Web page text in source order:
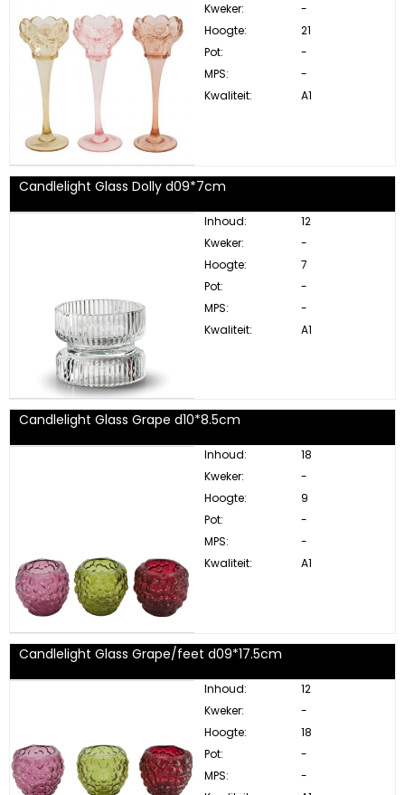
Kweker:
-
Hoogte:
21
Pot:
-
MPS:
-
Kwaliteit:
A1
Candlelight Glass Dolly d09*7cm
Inhoud:
12
Kweker:
-
Hoogte:
7
Pot:
-
MPS:
-
Kwaliteit:
A1
Candlelight Glass Grape d10*8.5cm
Inhoud:
18
Kweker:
-
Hoogte:
9
Pot:
-
MPS:
-
Kwaliteit:
A1
Candlelight Glass Grape/feet d09*17.5cm
Inhoud:
12
Kweker:
-
Hoogte:
18
Pot:
-
MPS:
-